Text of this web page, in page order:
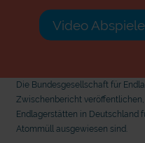
Video
Die Bundesgesellschaft für
Zwischenbericht
Endlagerstätten in Deutschland
Atommüll ausgewiesen sind.